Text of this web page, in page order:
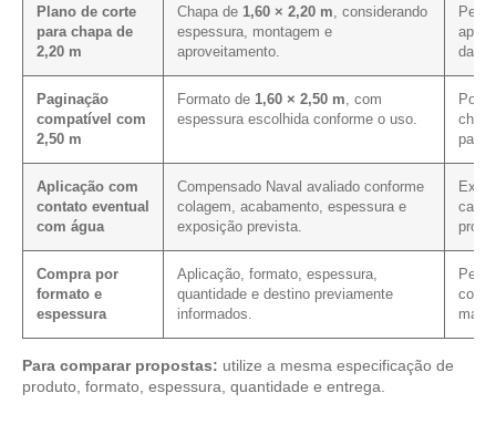
Plano de corte
para chapa de
2,20 m
Chapa de 1,60 × 2,20 m , considerando
espessura, montagem e
aproveitamento.
da
Paginação
compatível com
2,50 m
Formato de 1,60 × 2,50 m , com
espessura escolhida conforme o uso.
para
Aplicação com
contato eventual
com água
Compensado Naval avaliado conforme
colagem, acabamento, espessura e
exposição prevista.
Compra por
formato e
espessura
Aplicação, formato, espessura,
quantidade e destino previamente
informados.
mais
Para comparar propostas: utilize a mesma especificação de
produto, formato, espessura, quantidade e entrega.